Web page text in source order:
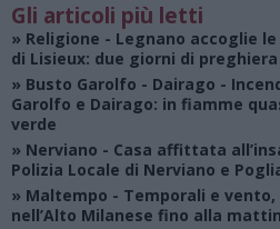
Gli articoli più letti
» Religione - Legnano accoglie
di Lisieux: due giorni di
» Busto Garolfo - Dairago -
Garolfo e Dairago: in fiamme
verde
» Nerviano - Casa affittata
Polizia Locale di Nerviano e
» Maltempo - Temporali e
nell’Alto Milanese fino alla